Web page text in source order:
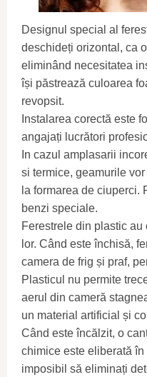
Designul special al
deschideți orizontal, ca
eliminând necesitatea
își păstrează culoarea
revopsit.
Instalarea corectă este
angajați lucrători
In cazul amplasarii
si termice, geamurile
la formarea de ciuperci.
benzi speciale.
Ferestrele din plastic
lor. Când este închisă,
camera de frig și praf,
Plasticul nu permite
aerul din cameră
un material artificial și
Când este încălzit, o
chimice este eliberată în
imposibil să eliminați